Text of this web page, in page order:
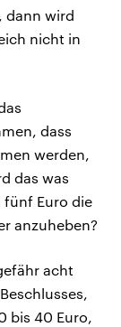
dann wird
nicht in
dass
werden,
das was
fünf Euro die
anzuheben?
acht
bis 40 Euro,